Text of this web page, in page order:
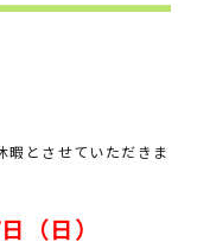
暇とさせていただきま
（日）